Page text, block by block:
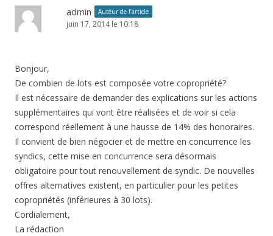
admin Auteur de l’article
juin 17, 2014 le 10:18
Bonjour,
De combien de lots est composée votre copropriété?
Il est nécessaire de demander des explications sur les actions
supplémentaires qui vont être réalisées et de voir si cela
correspond réellement à une hausse de 14% des honoraires.
Il convient de bien négocier et de mettre en concurrence les
syndics, cette mise en concurrence sera désormais
obligatoire pour tout renouvellement de syndic. De nouvelles
offres alternatives existent, en particulier pour les petites
copropriétés (inférieures à 30 lots).
Cordialement,
La rédaction